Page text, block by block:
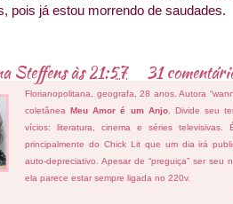
pois já estou morrendo de saudades.
Steffensàs21:57 31
Florianopolitana, geografa, 28 anos. Autora
coletâneaMeu Amor é um Anjo. Divide seu
vícios: literatura, cinema e séries televisivas.
principalmente do Chick Lit que um dia irá
auto-depreciativo. Apesar de “preguiça” ser seu
ela parece estar sempre ligada no 220v.